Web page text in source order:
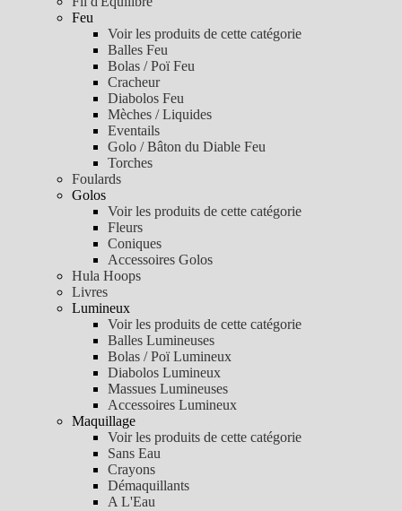
Feu
Voir les produits de cette catégorie
Balles Feu
Bolas / Poï Feu
Cracheur
Diabolos Feu
Mèches / Liquides
Eventails
Golo / Bâton du Diable Feu
Torches
Foulards
Golos
Voir les produits de cette catégorie
Fleurs
Coniques
Accessoires Golos
Hula Hoops
Livres
Lumineux
Voir les produits de cette catégorie
Balles Lumineuses
Bolas / Poï Lumineux
Diabolos Lumineux
Massues Lumineuses
Accessoires Lumineux
Maquillage
Voir les produits de cette catégorie
Sans Eau
Crayons
Démaquillants
A L'Eau